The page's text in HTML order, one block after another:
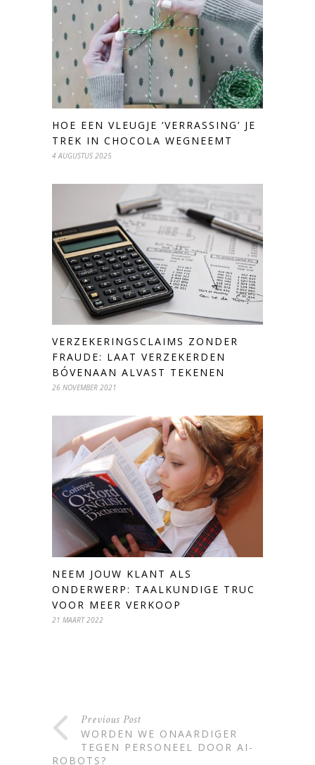
HOE EEN VLEUGJE ‘VERRASSING’ JE
TREK IN CHOCOLA WEGNEEMT
4 AUGUSTUS 2025
VERZEKERINGSCLAIMS ZONDER
FRAUDE: LAAT VERZEKERDEN
BÓVENAAN ALVAST TEKENEN
26 NOVEMBER 2021
NEEM JOUW KLANT ALS
ONDERWERP: TAALKUNDIGE TRUC
VOOR MEER VERKOOP
21 MAART 2022
Previous Post
WORDEN WE ONAARDIGER
TEGEN PERSONEEL DOOR AI-
ROBOTS?